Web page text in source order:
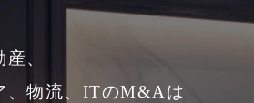
、
、物流、ITのM&Aは